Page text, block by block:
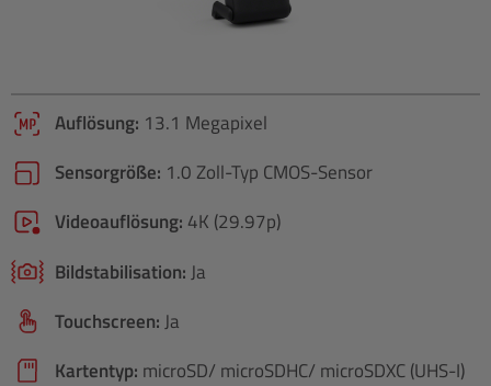
Auflösung: 13.1 Megapixel
Sensorgröße: 1.0 Zoll-Typ CMOS-Sensor
Videoauflösung: 4K (29.97p)
Bildstabilisation:Ja
Touchscreen:Ja
Kartentyp: microSD/ microSDHC/ microSDXC (UHS-I)